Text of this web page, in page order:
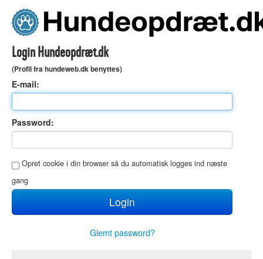
Login Hundeopdræt.dk
(Profil fra hundeweb.dk benyttes)
E-mail:
Password:
Opret cookie i din browser så du automatisk logges ind næste
gang
Glemt password?